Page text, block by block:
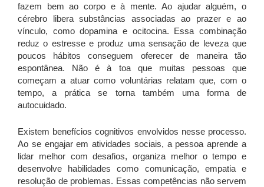
fazem bem ao corpo e à mente. Ao ajudar alguém, o
cérebro libera substâncias associadas ao prazer e ao
vínculo, como dopamina e ocitocina. Essa combinação
reduz o estresse e produz uma sensação de leveza que
poucos hábitos conseguem oferecer de maneira tão
espontânea. Não é à toa que muitas pessoas que
começam a atuar como voluntárias relatam que, com o
tempo, a prática se torna também uma forma de
autocuidado.
Existem benefícios cognitivos envolvidos nesse processo.
Ao se engajar em atividades sociais, a pessoa aprende a
lidar melhor com desafios, organiza melhor o tempo e
desenvolve habilidades como comunicação, empatia e
resolução de problemas. Essas competências não servem